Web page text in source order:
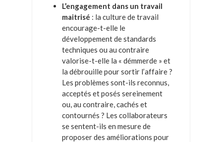
L’engagement dans un travail
maitrisé : la culture de travail
encourage-t-elle le
développement de standards
techniques ou au contraire
valorise-t-elle la « démmerde » et
la débrouille pour sortir l’affaire ?
Les problèmes sont-ils reconnus,
acceptés et posés sereinement
ou, au contraire, cachés et
contournés ? Les collaborateurs
se sentent-ils en mesure de
proposer des améliorations pour